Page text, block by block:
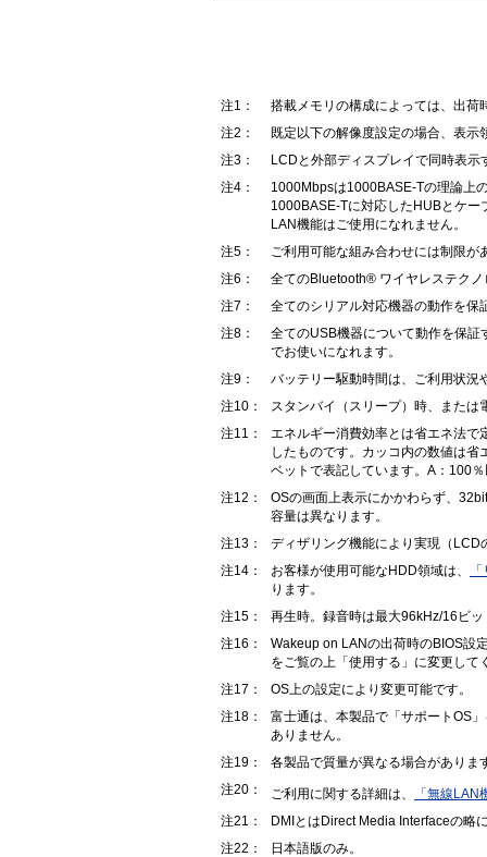
注1：
搭載メモリの構成によっては、出荷
注2：
既定以下の解像度設定の場合、表
注3：
LCDと外部ディスプレイで同時表
注4：
1000Mbpsは1000BASE-Tの理論上
1000BASE-Tに対応したHUBとケ
LAN機能はご使用になれません。
注5：
ご利用可能な組み合わせには制限
注6：
全てのBluetooth® ワイヤレステク
注7：
全てのシリアル対応機器の動作を保
注8：
全てのUSB機器について動作を保
でお使いになれます。
注9：
バッテリー駆動時間は、ご利用状況
注10：
スタンバイ（スリープ）時、または
注11：
エネルギー消費効率とは省エネ法
したものです。カッコ内の数値は
ベットで表記しています。A：100
注12：
OSの画面上表示にかかわらず、
容量は異なります。
注13：
ディザリング機能により実現（LCD
注14：
お客様が使用可能なHDD領域は、
ります。
注15：
再生時。録音時は最大96kHz/16ビ
注16：
Wakeup on LANの出荷時のBIOS設
をご覧の上「使用する」に変更して
注17：
OS上の設定により変更可能です。
注18：
富士通は、本製品で「サポートOS
ありません。
注19：
各製品で質量が異なる場合がありま
注20：
ご利用に関する詳細は、
「無線
注21：
DMIとはDirect Media Interfaceの略
注22：
日本語版のみ。